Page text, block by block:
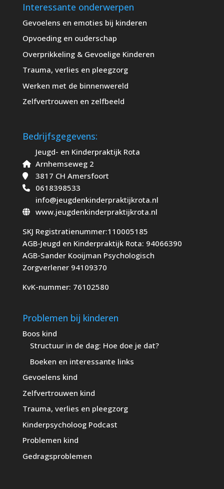
Interessante onderwerpen
Gevoelens en emoties bij kinderen
Opvoeding en ouderschap
Overprikkeling & Gevoelige Kinderen
Trauma, verlies en pleegzorg
Werken met de binnenwereld
Zelfvertrouwen en zelfbeeld
Bedrijfsgegevens:
Jeugd- en Kinderpraktijk Rota
Arnhemseweg 2
3817 CH Amersfoort
0618398533
info@jeugdenkinderpraktijkrota.nl
www.jeugdenkinderpraktijkrota.nl
SKJ Registratienummer:110005185
AGB-Jeugd en Kinderpraktijk Rota: 94066390
AGB-Sander Kooijman Psychologisch
Zorgverlener 94109370
KvK-nummer: 76102580
Problemen bij kinderen
Boos kind
Structuur in de dag: Hoe doe je dat?
Boeken en interessante links
Gevoelens kind
Zelfvertrouwen kind
Trauma, verlies en pleegzorg
Kinderpsycholoog Podcast
Problemen kind
Gedragsproblemen